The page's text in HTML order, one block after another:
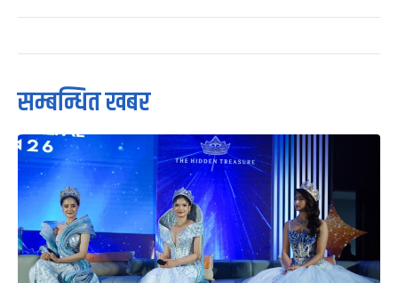
सम्बन्धित खबर